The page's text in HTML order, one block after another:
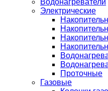
Водонагреватели
Электрические
Проточные
Газовые